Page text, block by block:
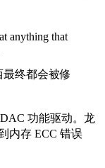
anything that
终都会被修
功能驱动。龙
内存 ECC 错误